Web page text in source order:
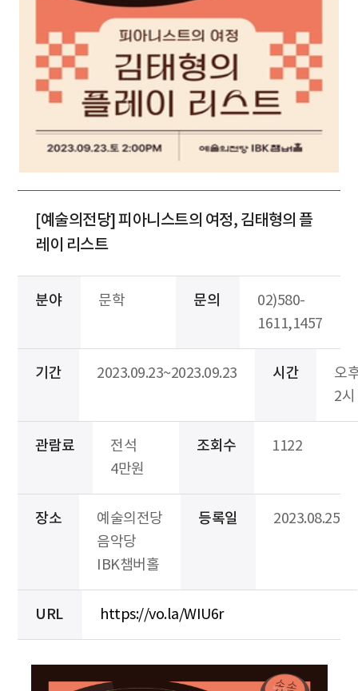
[예술의전당] 피아니스트의 여정, 김태형의 플
레이 리스트
분야 문학 문의
02)580-
1611,1457
기간 2023.09.23~2023.09.23 시간
오
2시
관람료
전석
4만원
조회수 1122
장소
예술의전당
음악당
IBK챔버홀
등록일 2023.08.25
URL https://vo.la/WIU6r